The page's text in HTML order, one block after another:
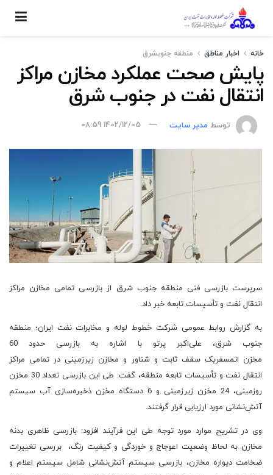
خانه اخبار مناطق منطقه جنوبشرق
پایش صحت عملکرد مخازن مراکز
انتقال نفت در جنوب شرق
توسط مدیر سایت 1402/12/05 08:59
سرپرست بازرسی فنی منطقه جنوب شرق از بازرسی تمامی مخازن مراکز
انتقال نفت و تأسیسات تابعه خبر داد.
به گزارش روابط عمومی شرکت خطوط لوله و مخابرات نفت ایران؛ منطقه
جنوب شرق، علی‌اکبر پرتو با اشاره به بازرسی حدود 60
مخزن اتمسفریک سقف ثابت و شناور و مخازن زیرزمینی در تمامی مراکز
انتقال نفت و تأسیسات تابعه منطقه، گفت: طی این بازرسی تعداد 30 مخزن
روزمینی، 24 مخزن زیرزمینی و 6 دستگاه مخزن ذخیره‌سازی آب سیستم
آتش‌نشانی مورد ارزیابی قرار گرفتند.
وی در تشریح موارد مورد توجه طی این فرآیند افزود: بازرسی ظاهری بدنه
مخازن به لحاظ وضعیت اعوجاج و خوردگی و کیفیت رنگ، بررسی تغییرات
ضخامت دیواره مخازن، بازرسی سیستم آتش‌نشانی شامل سیستم اعلام و